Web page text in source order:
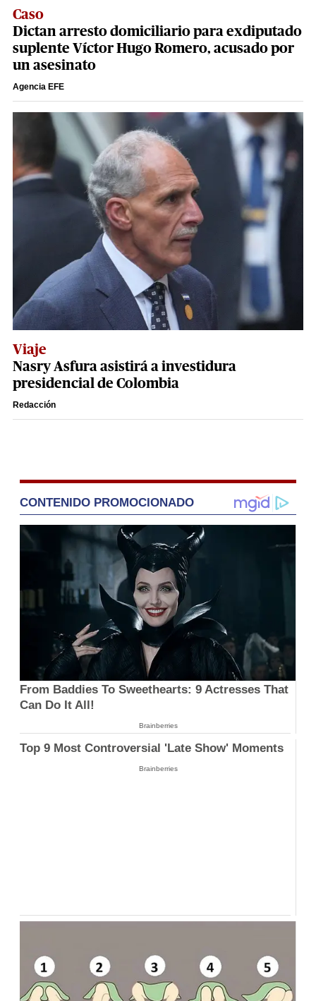
Caso
Dictan arresto domiciliario para exdiputado
suplente Víctor Hugo Romero, acusado por
un asesinato
Agencia EFE
Viaje
Nasry Asfura asistirá a investidura
presidencial de Colombia
Redacción
CONTENIDO PROMOCIONADO
From Baddies To Sweethearts: 9 Actresses That
Can Do It All!
Brainberries
Top 9 Most Controversial 'Late Show' Moments
Brainberries